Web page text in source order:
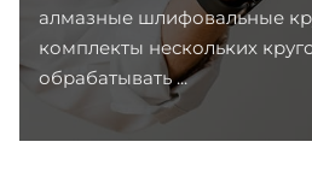
алмазные шлифовальные
комплекты нескольких
обрабатывать ...